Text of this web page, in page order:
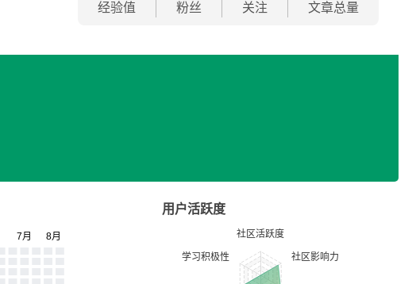
经验值 粉丝 关注 文章总量
用户活跃度